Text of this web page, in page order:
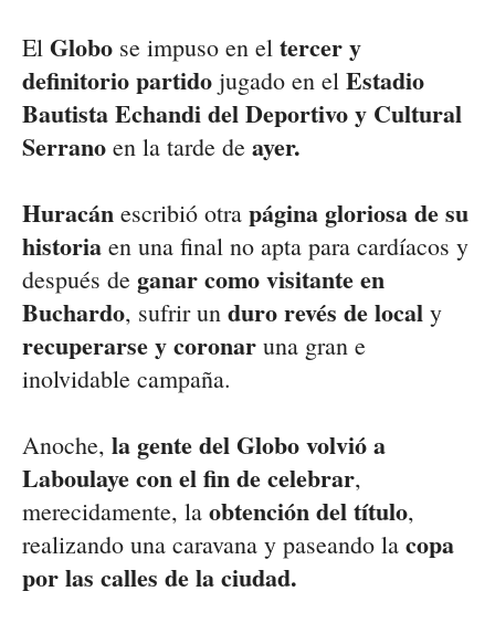
El Globo se impuso en el tercer y
definitorio partido jugado en el Estadio
Bautista Echandi del Deportivo y Cultural
Serrano en la tarde de ayer.
Huracán escribió otra página gloriosa de su
historia en una final no apta para cardíacos y
después de ganar como visitante en
Buchardo, sufrir un duro revés de local y
recuperarse y coronar una gran e
inolvidable campaña.
Anoche, la gente del Globo volvió a
Laboulaye con el fin de celebrar,
merecidamente, la obtención del título,
realizando una caravana y paseando la copa
por las calles de la ciudad.